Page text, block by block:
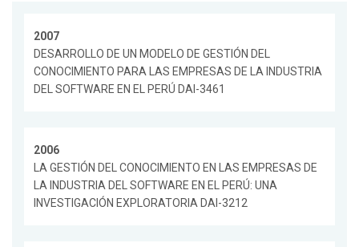
2007
DESARROLLO DE UN MODELO DE GESTIÓN DEL
CONOCIMIENTO PARA LAS EMPRESAS DE LA INDUSTRIA
DEL SOFTWARE EN EL PERÚ DAI-3461
2006
LA GESTIÓN DEL CONOCIMIENTO EN LAS EMPRESAS DE
LA INDUSTRIA DEL SOFTWARE EN EL PERÚ: UNA
INVESTIGACIÓN EXPLORATORIA DAI-3212